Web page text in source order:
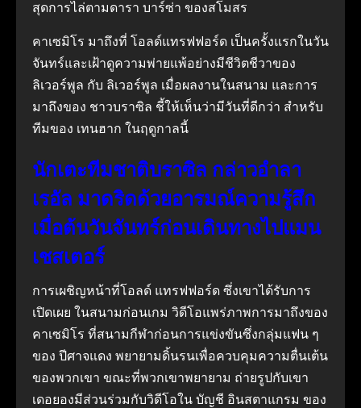
สุดการไล่ตามดารา บาร์ซ่า ของสโมสร
คาเซมิโร มาถึงที่ โอลด์แทรฟฟอร์ด เป็นครั้งแรกในวัน
จันทร์และเฝ้าดูความพ่ายแพ้อย่างมีชีวิตชีวาของ
ลิเวอร์พูล กับ ลิเวอร์พูล เมื่อผลงานในสนาม และการ
มาถึงของ ชาวบราซิล ชี้ให้เห็นว่ามีวันที่ดีกว่า สำหรับ
ทีมของ เทนฮาก ในฤดูกาลนี้
นักเตะทีมชาติบราซิล กล่าวอำลา
เรอัล มาดริดด้วยอารมณ์ความรู้สึก
เมื่อต้นวันจันทร์ก่อนเดินทางไปแมน
เชสเตอร์
การเผชิญหน้าที่โอลด์ แทรฟฟอร์ด ซึ่งเขาได้รับการ
เปิดเผย ในสนามก่อนเกม วิดีโอแพร่ภาพการมาถึงของ
คาเซมิโร ที่สนามกีฬาก่อนการแข่งขันซึ่งกลุ่มแฟน ๆ
ของ ปีศาจแดง พยายามดิ้นรนเพื่อควบคุมความตื่นเต้น
ของพวกเขา ขณะที่พวกเขาพยายาม ถ่ายรูปกับเขา
เดอยองมีส่วนร่วมกับวิดีโอใน บัญชี อินสตาแกรม ของ